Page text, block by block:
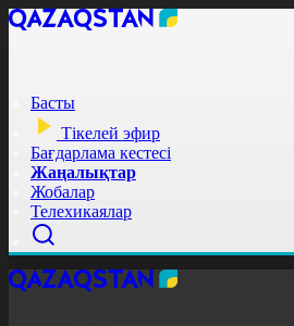
Басты
Тікелей эфир
Бағдарлама кестесі
Жаңалықтар
Жобалар
Телехикаялар